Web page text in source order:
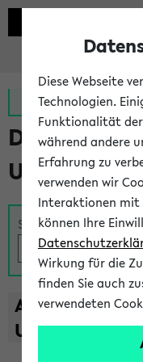
Zur MeineUni App
Das
Universität
Suche
A B C D E F G
U
V W
Diese Webseite
Technologien.
Funktionalität
während andere
Erfahrung zu
verwenden wir
Interaktionen mit
können Ihre
Wirkung für die
finden Sie auch
verwendeten